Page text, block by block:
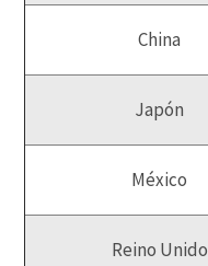
China
Japón
México
Reino Unido